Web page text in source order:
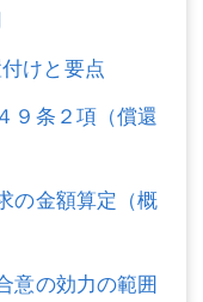
けと要点
条２項（償還
の金額算定（概
意の効力の範囲